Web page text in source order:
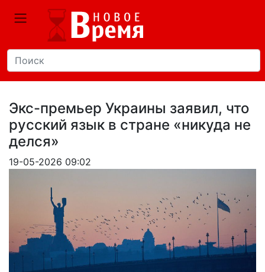
Экс-премьер Украины заявил, что
русский язык в стране «никуда не
делся»
19-05-2026 09:02